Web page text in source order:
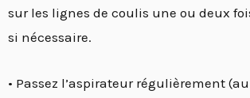
sur les lignes de coulis une ou deux
si nécessaire.
• Passez l’aspirateur régulièrement